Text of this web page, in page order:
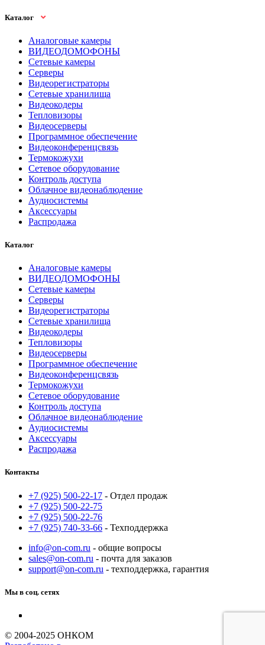
Каталог
Аналоговые камеры
ВИДЕОДОМОФОНЫ
Сетевые камеры
Серверы
Видеорегистраторы
Сетевые хранилища
Видеокодеры
Тепловизоры
Видеосерверы
Программное обеспечение
Видеоконференцсвязь
Термокожухи
Сетевое оборудование
Контроль доступа
Облачное видеонаблюдение
Аудиосистемы
Аксессуары
Распродажа
Каталог
Аналоговые камеры
ВИДЕОДОМОФОНЫ
Сетевые камеры
Серверы
Видеорегистраторы
Сетевые хранилища
Видеокодеры
Тепловизоры
Видеосерверы
Программное обеспечение
Видеоконференцсвязь
Термокожухи
Сетевое оборудование
Контроль доступа
Облачное видеонаблюдение
Аудиосистемы
Аксессуары
Распродажа
Контакты
+7 (925) 500-22-17 - Отдел продаж
+7 (925) 500-22-75
+7 (925) 500-22-76
+7 (925) 740-33-66 - Техподдержка
info@on-com.ru - общие вопросы
sales@on-com.ru - почта для заказов
support@on-com.ru - техподдержка, гарантия
Мы в соц. сетях
© 2004-2025 ОНКОМ